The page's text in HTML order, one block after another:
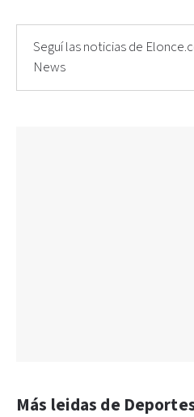
Seguí las noticias de
News
Más leidas de